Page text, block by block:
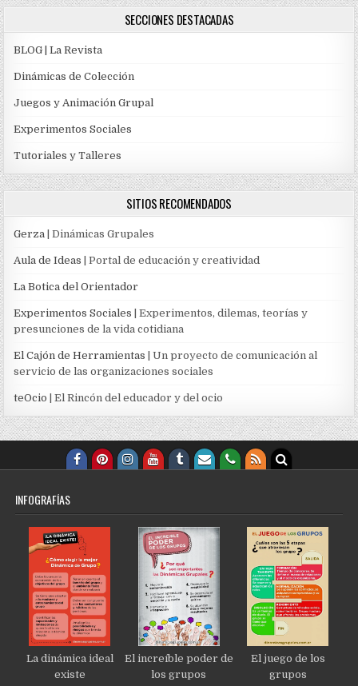
SECCIONES DESTACADAS
BLOG | La Revista
Dinámicas de Colección
Juegos y Animación Grupal
Experimentos Sociales
Tutoriales y Talleres
SITIOS RECOMENDADOS
Gerza | Dinámicas Grupales
Aula de Ideas | Portal de educación y creatividad
La Botica del Orientador
Experimentos Sociales | Experimentos, dilemas, teorías y
presunciones de la vida cotidiana
El Cajón de Herramientas | Un proyecto de comunicación al
servicio de las organizaciones sociales
teOcio | El Rincón del educador y del ocio
INFOGRAFÍAS
La dinámica ideal
existe
El increíble poder de
los grupos
El juego de los
grupos